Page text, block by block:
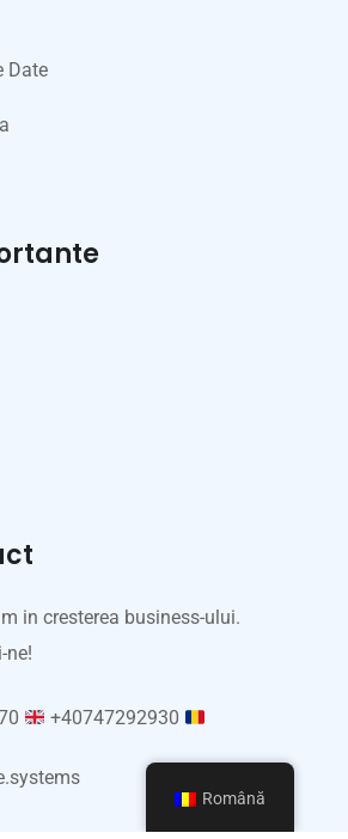
Date
in cresterea business-ului.
ne!
+40747292930
Română